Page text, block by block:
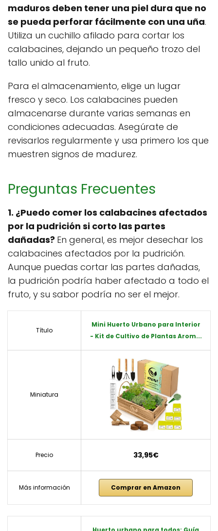
maduros deben tener una piel dura que no
se pueda perforar fácilmente con una uña.
Utiliza un cuchillo afilado para cortar los
calabacines, dejando un pequeño trozo del
tallo unido al fruto.
Para el almacenamiento, elige un lugar
fresco y seco. Los calabacines pueden
almacenarse durante varias semanas en
condiciones adecuadas. Asegúrate de
revisarlos regularmente y usa primero los que
muestren signos de madurez.
Preguntas Frecuentes
1. ¿Puedo comer los calabacines afectados
por la pudrición si corto las partes
dañadas? En general, es mejor desechar los
calabacines afectados por la pudrición.
Aunque puedas cortar las partes dañadas,
la pudrición podría haber afectado a todo el
fruto, y su sabor podría no ser el mejor.
Título
Mini Huerto Urbano para Interior
- Kit de Cultivo de Plantas Arom...
Miniatura
Precio 33,95€
Más información Comprar en Amazon